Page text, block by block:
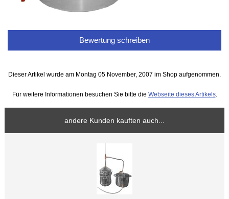
Bewertung schreiben
Dieser Artikel wurde am Montag 05 November, 2007 im Shop aufgenommen.
Für weitere Informationen besuchen Sie bitte die Webseite dieses Artikels.
andere Kunden kauften auch...